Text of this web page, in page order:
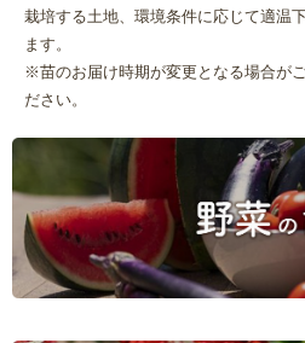
栽培する土地、環境条件に応じて適温
ます。
※苗のお届け時期が変更となる場合が
ださい。